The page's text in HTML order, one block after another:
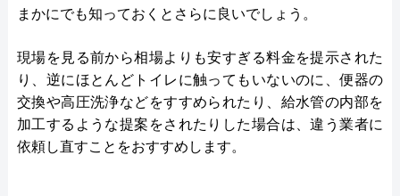
まかにでも知っておくとさらに良いでしょう。
現場を見る前から相場よりも安すぎる料金を提示された
り、逆にほとんどトイレに触ってもいないのに、便器の
交換や高圧洗浄などをすすめられたり、給水管の内部を
加工するような提案をされたりした場合は、違う業者に
依頼し直すことをおすすめします。